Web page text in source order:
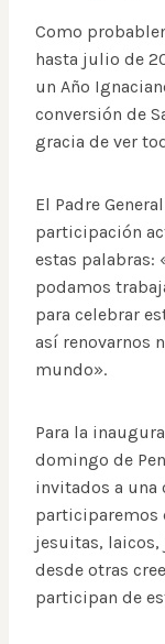
Como
hasta julio de
un Año
conversión de
gracia de ver
El Padre
participación
estas palabras:
podamos
para celebrar
así renovarnos
mundo».
Para la
domingo de
invitados a una
participaremos
jesuitas, laicos,
desde otras
participan de